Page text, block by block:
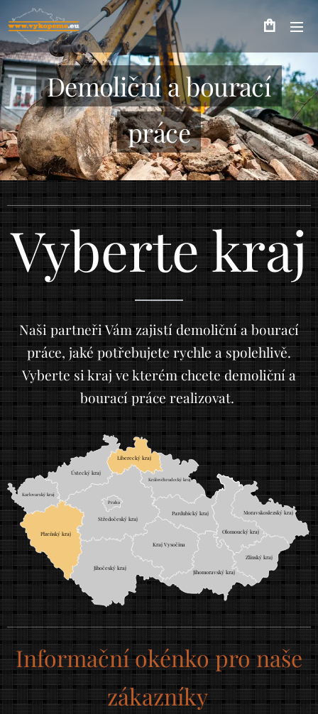
Demoliční a bourací
práce
Vyberte kraj
Naši partneři Vám zajistí demoliční a bourací
práce, jaké potřebujete rychle a spolehlivě.
Vyberte si kraj ve kterém chcete demoliční a
bourací práce realizovat.
Olomoucký kraj
Moravskoslezský kraj
Jihomoravský kraj
Kraj Vysočina
Zlínský kraj
Jihočeský kraj
Středočeský kraj
Praha
Plzeňský kraj
Liberecký kraj
Pardubický kraj
Královéhradecký kraj
Karlovarský kraj
Ústecký kraj
Informační okénko pro naše
zákazníky